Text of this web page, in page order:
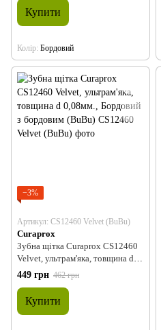
Купити
Колір Бордовий
−3%
Артикул: CS12460 Velvet (BuBu)
Curaprox
Зубна щітка Curaprox CS12460
Velvet, ультрам'яка, товщина d
0,08мм., Бордовий з бордовим
(BuBu)
449 грн 462 грн
Купити